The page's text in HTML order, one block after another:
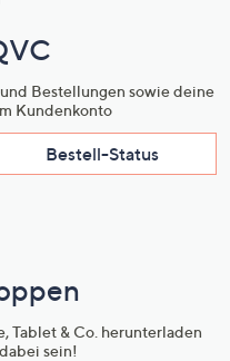
Bestellungen sowie deine
Kundenkonto
Bestell-Status
Tablet & Co. herunterladen
sein!